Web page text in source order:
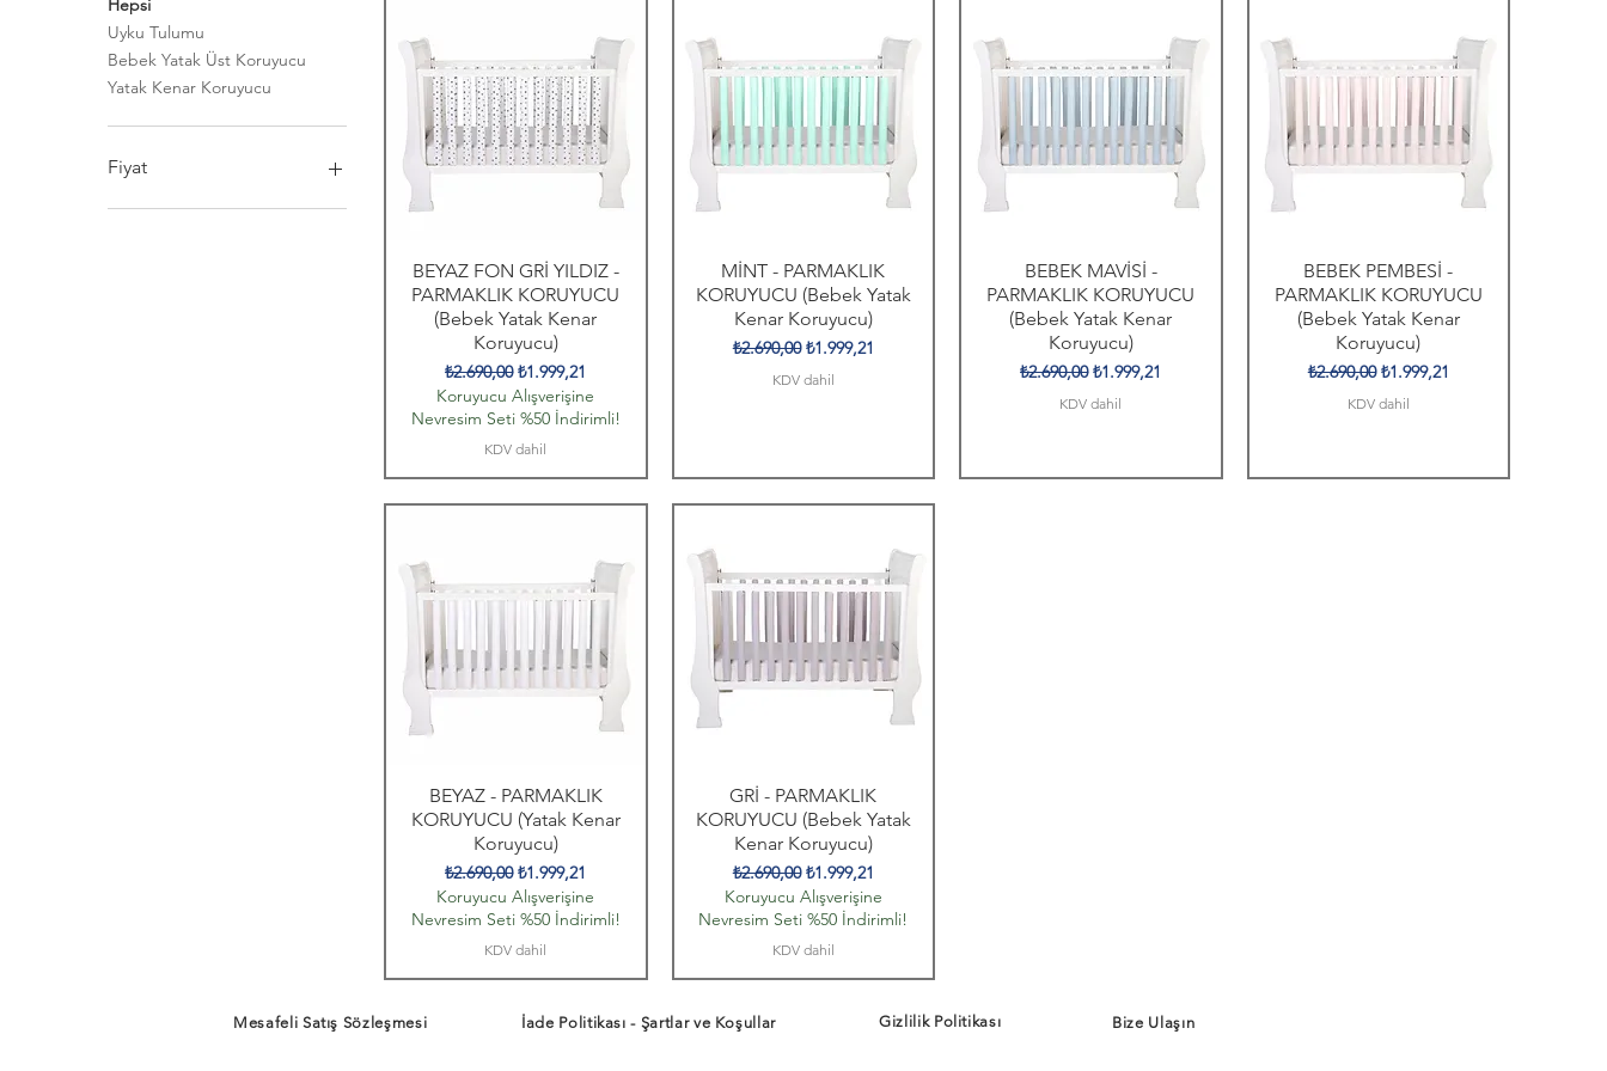
Hepsi
Uyku Tulumu
Bebek Yatak Üst Koruyucu
Yatak Kenar Koruyucu
Fiyat
BEYAZ FON GRİ YILDIZ -
PARMAKLIK KORUYUCU
(Bebek Yatak Kenar
Koruyucu)
Normal Fiyat
₺2.690,00 İndirimli Fiyat
₺1.999,21
Koruyucu Alışverişine
Nevresim Seti %50 İndirimli!
KDV dahil
MİNT - PARMAKLIK
KORUYUCU (Bebek Yatak
Kenar Koruyucu)
Normal Fiyat
₺2.690,00 İndirimli Fiyat
₺1.999,21
KDV dahil
BEBEK MAVİSİ -
PARMAKLIK KORUYUCU
(Bebek Yatak Kenar
Koruyucu)
Normal Fiyat
₺2.690,00 İndirimli Fiyat
₺1.999,21
KDV dahil
BEBEK PEMBESİ -
PARMAKLIK KORUYUCU
(Bebek Yatak Kenar
Koruyucu)
Normal Fiyat
₺2.690,00 İndirimli Fiyat
₺1.999,21
KDV dahil
BEYAZ - PARMAKLIK
KORUYUCU (Yatak Kenar
Koruyucu)
Normal Fiyat
₺2.690,00 İndirimli Fiyat
₺1.999,21
Koruyucu Alışverişine
Nevresim Seti %50 İndirimli!
KDV dahil
GRİ - PARMAKLIK
KORUYUCU (Bebek Yatak
Kenar Koruyucu)
Normal Fiyat
₺2.690,00 İndirimli Fiyat
₺1.999,21
Koruyucu Alışverişine
Nevresim Seti %50 İndirimli!
KDV dahil
Mesafeli Satış Sözleşmesi İade Politikası - Şartlar ve Koşullar Gizlilik Politikası Bize Ulaşın